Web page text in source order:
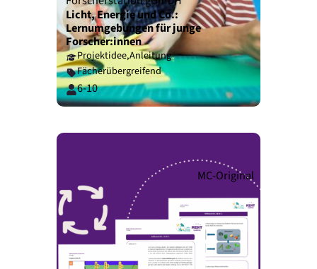
Licht, Energie und Co.:
Lernumgebungen für junge
Forscher:innen
Projektidee,Anleitung
Fächerübergreifend
6-10
MC-Original